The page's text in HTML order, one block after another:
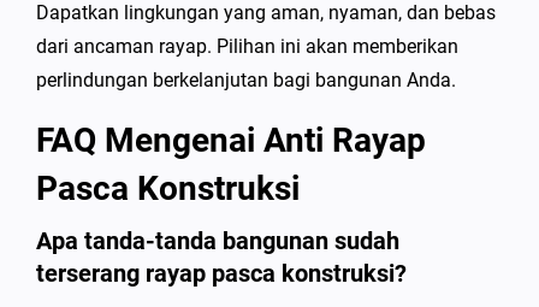
Dapatkan lingkungan yang aman, nyaman, dan bebas
dari ancaman rayap. Pilihan ini akan memberikan
perlindungan berkelanjutan bagi bangunan Anda.
FAQ Mengenai Anti Rayap
Pasca Konstruksi
Apa tanda-tanda bangunan sudah
terserang rayap pasca konstruksi?